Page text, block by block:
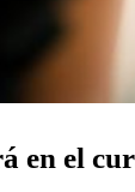
en el